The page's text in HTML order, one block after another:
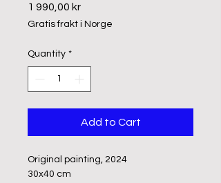
1 990,00 krPrice
Gratis frakt i Norge
Quantity *
Add to Cart
Original painting, 2024
30x40 cm